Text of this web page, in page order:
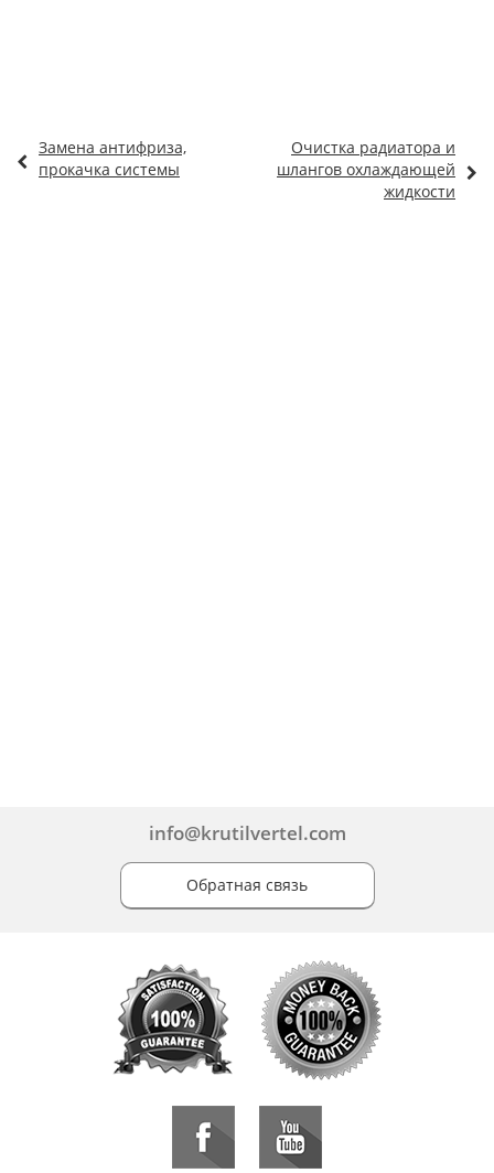
Замена антифриза,
прокачка системы
Очистка радиатора и
шлангов охлаждающей
жидкости
info@krutilvertel.com
Обратная связь